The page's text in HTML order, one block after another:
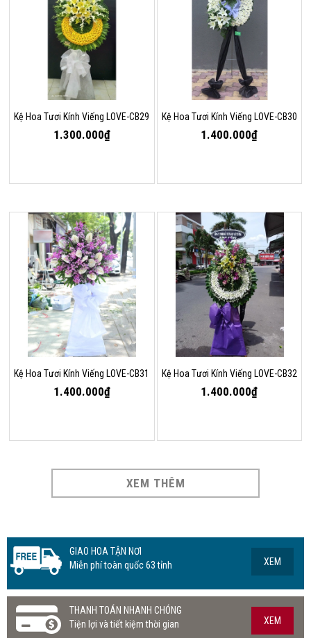
Kệ Hoa Tươi Kính Viếng LOVE-CB29
1.300.000₫
Kệ Hoa Tươi Kính Viếng LOVE-CB30
1.400.000₫
Kệ Hoa Tươi Kính Viếng LOVE-CB31
1.400.000₫
Kệ Hoa Tươi Kính Viếng LOVE-CB32
1.400.000₫
XEM THÊM
GIAO HOA TẬN NƠI
Miễn phí toàn quốc 63 tỉnh
XEM
THANH TOÁN NHANH CHÓNG
Tiện lợi và tiết kiệm thời gian
XEM